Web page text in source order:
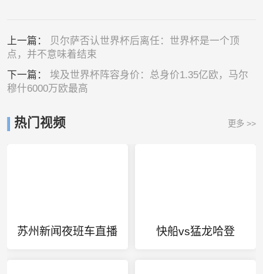
上一篇：
贝尔萨否认世界杯后离任：世界杯是一个顶
点，并不意味着结束
下一篇： 埃及世界杯阵容身价：总身价1.35亿欧，马尔
穆什6000万欧最高
热门视频 更多 >>
苏州新闻夜班车直播 快船vs猛龙哈登